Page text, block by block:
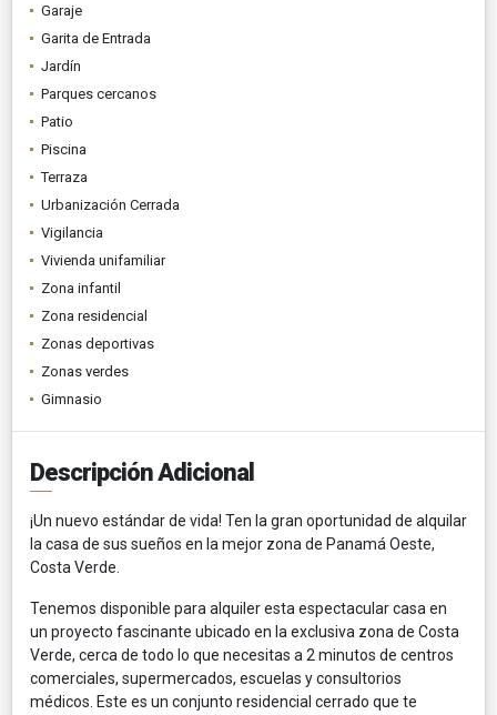
Garaje
Garita de Entrada
Jardín
Parques cercanos
Patio
Piscina
Terraza
Urbanización Cerrada
Vigilancia
Vivienda unifamiliar
Zona infantil
Zona residencial
Zonas deportivas
Zonas verdes
Gimnasio
Descripción Adicional
¡Un nuevo estándar de vida! Ten la gran oportunidad de alquilar
la casa de sus sueños en la mejor zona de Panamá Oeste,
Costa Verde.
Tenemos disponible para alquiler esta espectacular casa en
un proyecto fascinante ubicado en la exclusiva zona de Costa
Verde, cerca de todo lo que necesitas a 2 minutos de centros
comerciales, supermercados, escuelas y consultorios
médicos. Este es un conjunto residencial cerrado que te